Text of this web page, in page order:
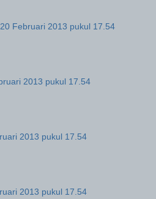
20 Februari 2013 pukul 17.54
2013 pukul 17.54
2013 pukul 17.54
2013 pukul 17.54